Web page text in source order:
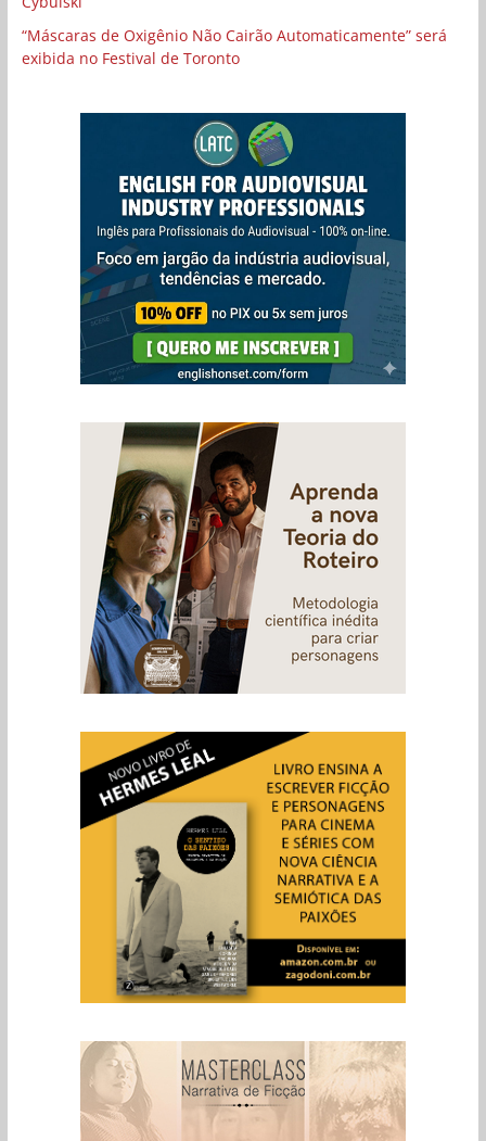
“Máscaras de Oxigênio Não Cairão Automaticamente” será
exibida no Festival de Toronto